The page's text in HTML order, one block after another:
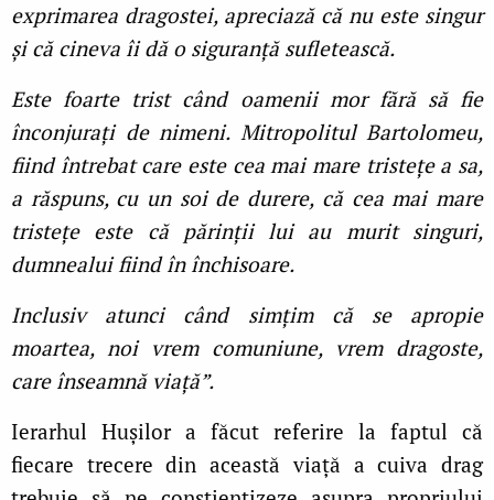
exprimarea dragostei, apreciază că nu este singur
și că cineva îi dă o siguranță sufletească.
Este foarte trist când oamenii mor fără să fie
înconjurați de nimeni. Mitropolitul Bartolomeu,
fiind întrebat care este cea mai mare tristețe a sa,
a răspuns, cu un soi de durere, că cea mai mare
tristețe este că părinții lui au murit singuri,
dumnealui fiind în închisoare.
Inclusiv atunci când simțim că se apropie
moartea, noi vrem comuniune, vrem dragoste,
care înseamnă viață”.
Ierarhul Hușilor a făcut referire la faptul că
fiecare trecere din această viață a cuiva drag